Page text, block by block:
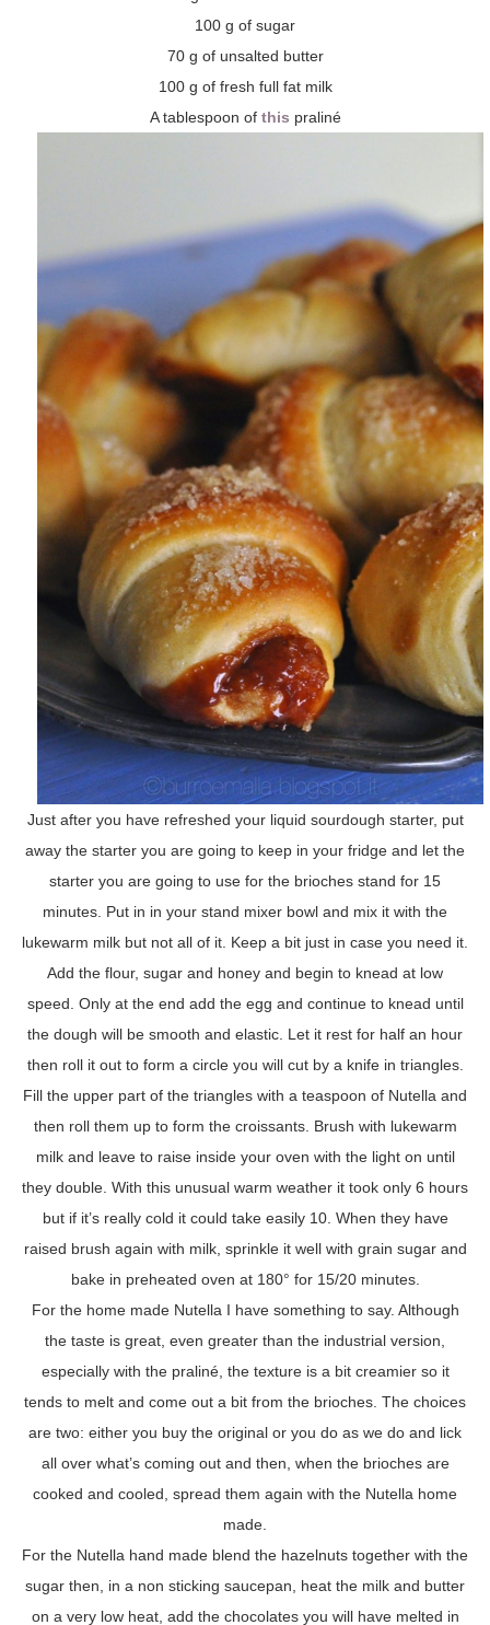
100 g of sugar
70 g of unsalted butter
100 g of fresh full fat milk
A tablespoon of this praliné
Just after you have refreshed your liquid sourdough starter, put
away the starter you are going to keep in your fridge and let the
starter you are going to use for the brioches stand for 15
minutes. Put in in your stand mixer bowl and mix it with the
lukewarm milk but not all of it. Keep a bit just in case you need it.
Add the flour, sugar and honey and begin to knead at low
speed. Only at the end add the egg and continue to knead until
the dough will be smooth and elastic. Let it rest for half an hour
then roll it out to form a circle you will cut by a knife in triangles.
Fill the upper part of the triangles with a teaspoon of Nutella and
then roll them up to form the croissants. Brush with lukewarm
milk and leave to raise inside your oven with the light on until
they double. With this unusual warm weather it took only 6 hours
but if it’s really cold it could take easily 10. When they have
raised brush again with milk, sprinkle it well with grain sugar and
bake in preheated oven at 180° for 15/20 minutes.
For the home made Nutella I have something to say. Although
the taste is great, even greater than the industrial version,
especially with the praliné, the texture is a bit creamier so it
tends to melt and come out a bit from the brioches. The choices
are two: either you buy the original or you do as we do and lick
all over what’s coming out and then, when the brioches are
cooked and cooled, spread them again with the Nutella home
made.
For the Nutella hand made blend the hazelnuts together with the
sugar then, in a non sticking saucepan, heat the milk and butter
on a very low heat, add the chocolates you will have melted in